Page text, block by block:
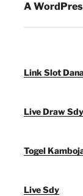
A
Link Slot
Live Draw Sdy
Togel
Live Sdy